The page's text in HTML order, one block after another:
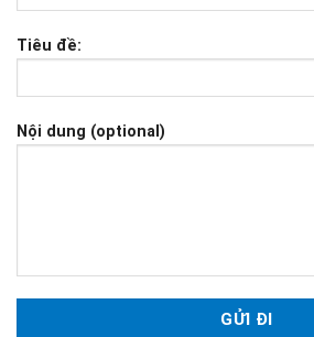
Tiêu đề:
Nội dung (optional)